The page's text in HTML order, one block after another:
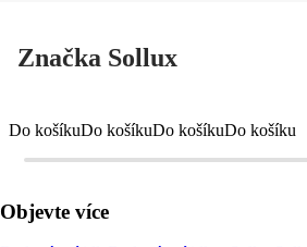
Značka Sollux
Do košíkuDo košíkuDo košíkuDo košíku
Objevte více